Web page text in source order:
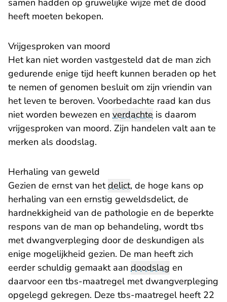
samen hadden op gruwelijke wijze met de dood
heeft moeten bekopen.
Vrijgesproken van moord
Het kan niet worden vastgesteld dat de man zich
gedurende enige tijd heeft kunnen beraden op het
te nemen of genomen besluit om zijn vriendin van
het leven te beroven. Voorbedachte raad kan dus
niet worden bewezen en verdachte is daarom
vrijgesproken van moord. Zijn handelen valt aan te
merken als doodslag.
Herhaling van geweld
Gezien de ernst van hetdelict, de hoge kans op
herhaling van een ernstig geweldsdelict, de
hardnekkigheid van de pathologie en de beperkte
respons van de man op behandeling, wordt tbs
met dwangverpleging door de deskundigen als
enige mogelijkheid gezien. De man heeft zich
eerder schuldig gemaakt aan doodslag en
daarvoor een tbs-maatregel met dwangverpleging
opgelegd gekregen. Deze tbs-maatregel heeft 22